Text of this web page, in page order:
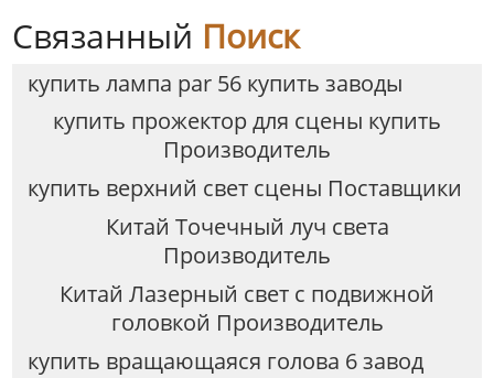
Связанный Поиск
купить лампа par 56 купить заводы
купить прожектор для сцены купить
Производитель
купить верхний свет сцены Поставщики
Китай Точечный луч света
Производитель
Китай Лазерный свет с подвижной
головкой Производитель
купить вращающаяся голова 6 завод